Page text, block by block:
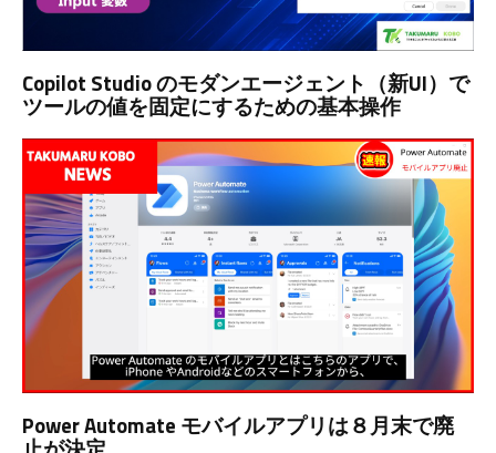
Copilot Studio のモダンエージェント（新UI）で
ツールの値を固定にするための基本操作
Power Automate モバイルアプリは８月末で廃